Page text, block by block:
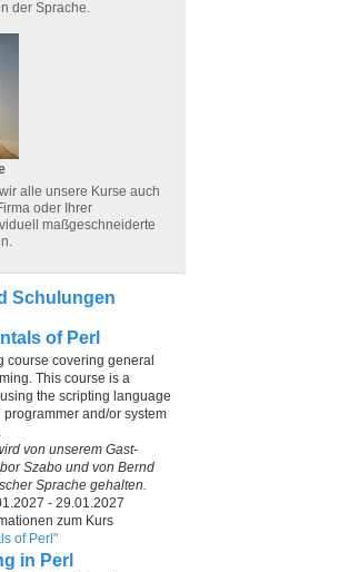
der Sprache.
alle unsere Kurse auch
oder Ihrer
maß­ge­schnei­derte
Schulungen
of Perl
course covering general
This course is a
the scripting language
programmer and/or system
von unserem Gast-
Szabo und von Bernd
Sprache gehalten.
- 29.01.2027
zum Kurs
of Perl"
in Perl